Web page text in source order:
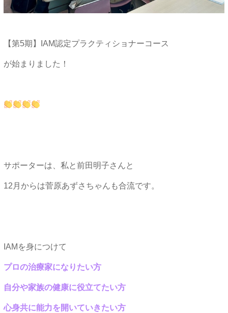
【第5期】IAM認定プラクティショナーコース
が始まりました！
サポーターは、私と前田明子さんと
12月からは菅原あずさちゃんも合流です。
IAMを身につけて
プロの治療家になりたい方
自分や家族の健康に役立てたい方
心身共に能力を開いていきたい方